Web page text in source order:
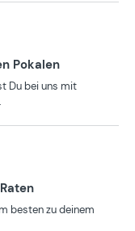
Pokalen
Du bei uns mit
besten zu deinem